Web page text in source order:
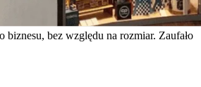
biznesu, bez względu na rozmiar. Zaufało